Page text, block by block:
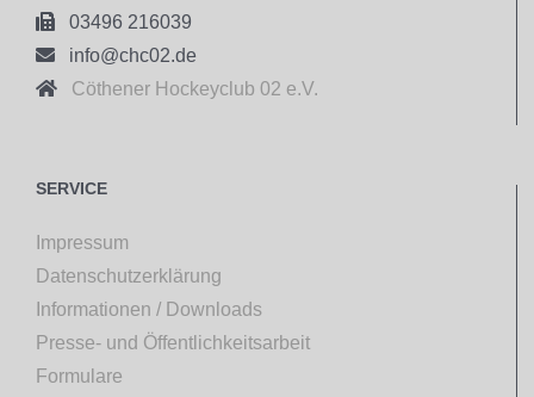
 03496 216039
 info@chc02.de
 Cöthener Hockeyclub 02 e.V.
SERVICE
Impressum
Datenschutzerklärung
Informationen / Downloads
Presse- und Öffentlichkeitsarbeit
Formulare